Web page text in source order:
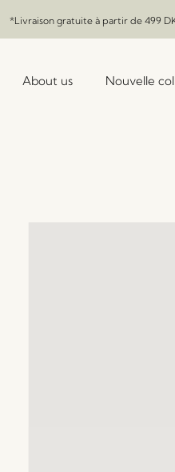
*Livraison gratuite à partir de 499
About us Nouvelle